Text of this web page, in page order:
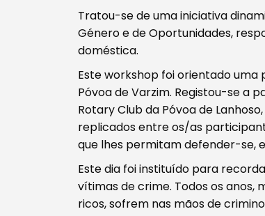
Tipo de
Filtros
Tratou-se de uma iniciativa
Género e de Oportunidades,
doméstica.
Este workshop foi orientado uma
Póvoa de Varzim. Registou-se a
Rotary Club da Póvoa de
replicados entre os/as
que lhes permitam defender-se,
Este dia foi instituído para
vítimas de crime. Todos os anos,
ricos, sofrem nas mãos de